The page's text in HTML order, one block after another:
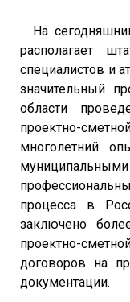
На
располагает
специалистов и
значительный
области
проектно-
многолетний
процесса в
заключено
проектно-
договоров на
документации.